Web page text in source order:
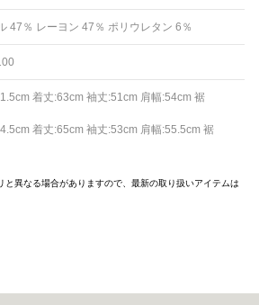
47％ レーヨン 47％ ポリウレタン 6％
着丈:63cm 袖丈:51cm 肩幅:54cm 裾
着丈:65cm 袖丈:53cm 肩幅:55.5cm 裾
異なる場合がありますので、最新の取り扱いアイテムは